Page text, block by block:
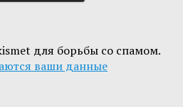
для борьбы со спамом.
ваши данные